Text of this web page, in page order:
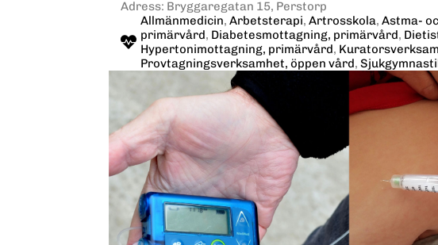
Adress: Bryggaregatan 15, Perstorp
Allmänmedicin, Arbetsterapi, Artrosskola, Astma-
primärvård, Diabetesmottagning, primärvård,
Hypertonimottagning, primärvård,
Provtagningsverksamhet, öppen vård,